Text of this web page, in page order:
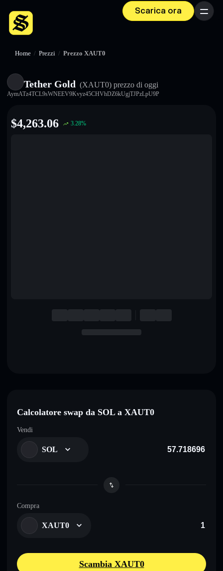
Scarica ora Menu
Home / Prezzi / Prezzo XAUT0
Tether Gold (XAUT0) prezzo di oggi
AymATz4TCL9sWNEEV9Kvyz45CHVhDZ6kUgjTJPzLpU9P
$4,263.06 3.28%
Calcolatore swap da SOL a XAUT0
Vendi
SOL
Compra
XAUT0
Scambia XAUT0